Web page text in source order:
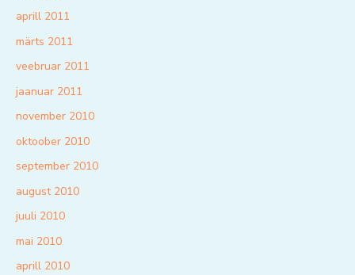
aprill 2011
märts 2011
veebruar 2011
jaanuar 2011
november 2010
oktoober 2010
september 2010
august 2010
juuli 2010
mai 2010
aprill 2010